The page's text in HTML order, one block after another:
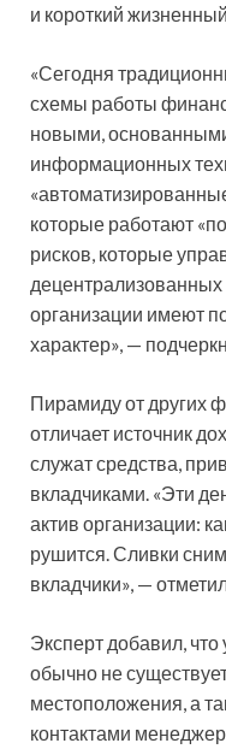
и короткий
«Сегодня
схемы работы
новыми,
информационных
которые работают
рисков, которые
децентрализованных
организации имеют
характер», —
Пирамиду от других
отличает источник
служат средства,
вкладчиками. «Эти
актив организации:
рушится. Сливки
вкладчики», —
Эксперт добавил,
обычно не
местоположения, а
контактами